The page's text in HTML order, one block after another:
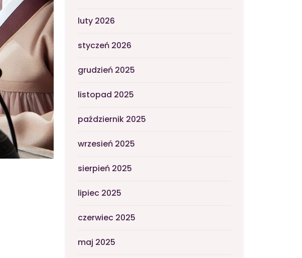
luty 2026
styczeń 2026
grudzień 2025
listopad 2025
październik 2025
wrzesień 2025
sierpień 2025
lipiec 2025
czerwiec 2025
maj 2025